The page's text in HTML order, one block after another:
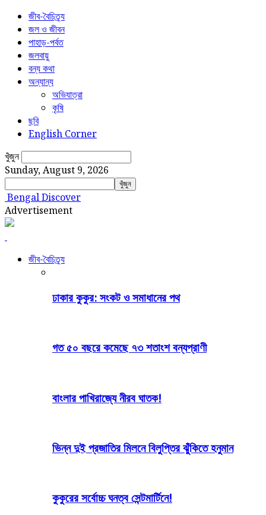
জীব-বৈচিত্র্য
জল ও জীবন
পাহাড়-পর্বত
জলবায়ু
বন্য কথা
অন্যান্য
অভিযাত্রা
কৃষি
ছবি
English Corner
খুঁজুন
Sunday, August 9, 2026
Bengal Discover
Advertisement
জীব-বৈচিত্র্য
ঢাকার কুকুর: সংকট ও সমাধানের পথ
গত ৫০ বছরে কমেছে ৭৩ শতাংশ বন্যপ্রাণী
বাংলার পাখিরাজ্যে নীরব ঘাতক!
ভিন্ন দুই প্রজাতির মিলনে বিলুপ্তির ঝুঁকিতে হনুমান
কুকুরের সর্বোচ্চ ঘনত্ব সেন্টমার্টিনে!